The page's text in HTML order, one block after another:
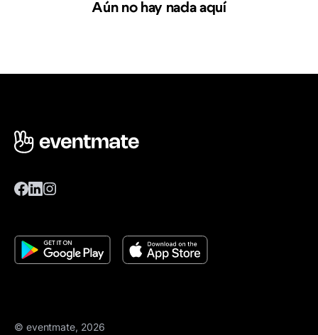
Aún no hay nada aquí
© eventmate, 2026